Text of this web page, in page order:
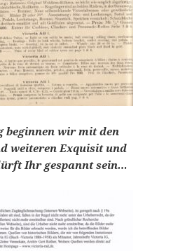
beginnen wir mit den
weiteren Exquisit und
Ihr gespannt sein…